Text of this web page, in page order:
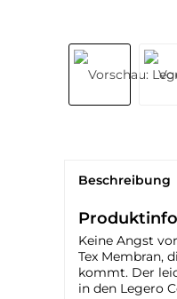
Beschreibung
Keine Angst
Tex Membran,
kommt. Der
in den Legero